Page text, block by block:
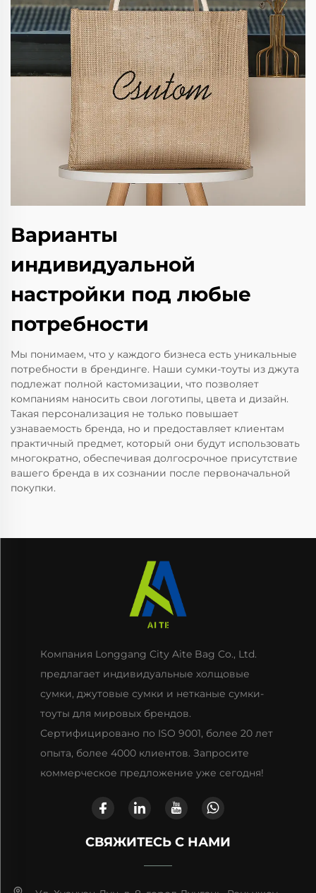
Варианты
индивидуальной
настройки под любые
потребности
Мы понимаем, что у каждого бизнеса есть уникальные
потребности в брендинге. Наши сумки-тоуты из джута
подлежат полной кастомизации, что позволяет
компаниям наносить свои логотипы, цвета и дизайн.
Такая персонализация не только повышает
узнаваемость бренда, но и предоставляет клиентам
практичный предмет, который они будут использовать
многократно, обеспечивая долгосрочное присутствие
вашего бренда в их сознании после первоначальной
покупки.
Компания Longgang City Aite Bag Co., Ltd.
предлагает индивидуальные холщовые
сумки, джутовые сумки и нетканые сумки-
тоуты для мировых брендов.
Сертифицировано по ISO 9001, более 20 лет
опыта, более 4000 клиентов. Запросите
коммерческое предложение уже сегодня!
СВЯЖИТЕСЬ С НАМИ